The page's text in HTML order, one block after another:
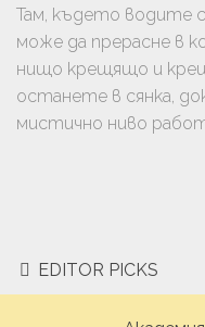
Там, където водите
може да прерасне в
нищо крещящо и
останете в сянка,
мистично ниво
EDITOR PICKS